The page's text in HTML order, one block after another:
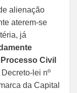
alienação
aterem-se
já
Civil
lei nº
da Capital